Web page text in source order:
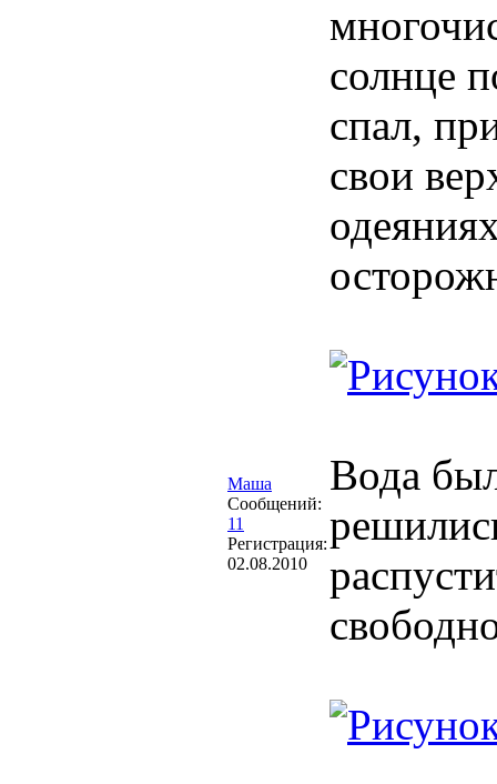
Маша
Сообщений:
11
Регистрация:
02.08.2010
солнце
спал,
свои
Вода